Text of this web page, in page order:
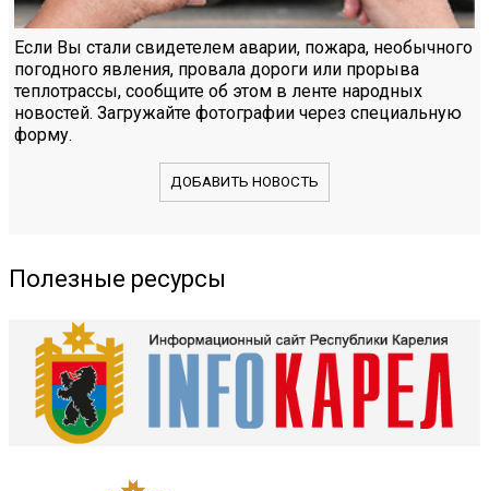
Если Вы стали свидетелем аварии, пожара, необычного
погодного явления, провала дороги или прорыва
теплотрассы, сообщите об этом в ленте народных
новостей. Загружайте фотографии через специальную
форму.
ДОБАВИТЬ НОВОСТЬ
Полезные ресурсы